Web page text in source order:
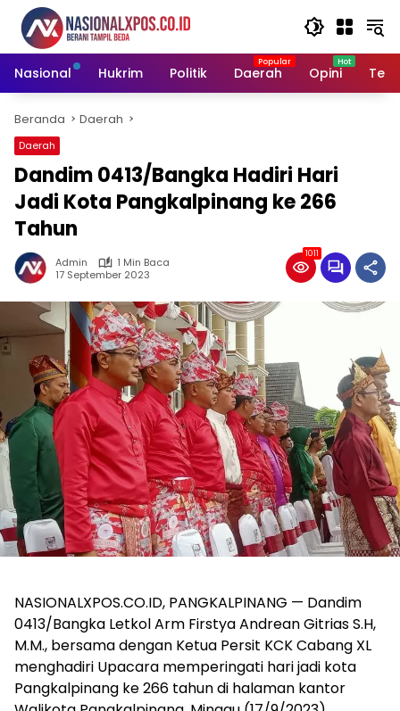
Langsung
konten
Nasional
Hukrim Politik Daerah Opini
Beranda Daerah
Daerah
Dandim 0413/Bangka Hadiri Hari
Jadi Kota Pangkalpinang ke 266
Tahun
Admin
1 Min Baca
17 September 2023
1011
NASIONALXPOS.CO.ID, PANGKALPINANG — Dandim
0413/Bangka Letkol Arm Firstya Andrean Gitrias S.H,
M.M., bersama dengan Ketua Persit KCK Cabang XL
menghadiri Upacara memperingati hari jadi kota
Pangkalpinang ke 266 tahun di halaman kantor